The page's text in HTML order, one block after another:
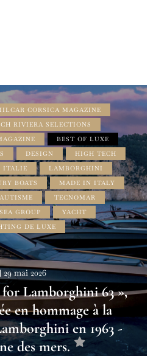
CORSICA MAGAZINE
RIVIERA SELECTIONS
BEST OF LUXE
DESIGN
HIGH TECH
ITALIE
LAMBORGHINI
BOATS
MADE IN ITALY
TECNOMAR
GROUP
YACHT
DE LUXE
29 mai 2026
Lamborghini 63 »,
en hommage à la
en 1963 -
des mers.